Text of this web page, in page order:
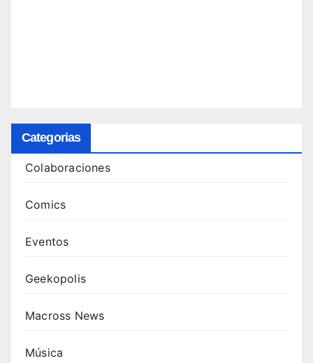
Categorias
Colaboraciones
Comics
Eventos
Geekopolis
Macross News
Música